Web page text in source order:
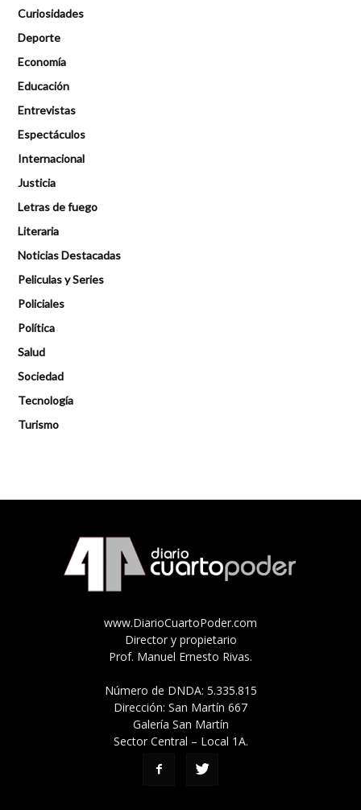
Curiosidades
Deporte
Economía
Educación
Entrevistas
Espectáculos
Internacional
Justicia
Letras de fuego
Literaria
Noticias Destacadas
Peliculas y Series
Policiales
Política
Salud
Sociedad
Tecnología
Turismo
www.DiarioCuartoPoder.com
Director y propietario
Prof. Manuel Ernesto Rivas.
Número de DNDA: 5.335.815
Dirección: San Martín 667
Galería San Martín
Sector Central – Local 1A.